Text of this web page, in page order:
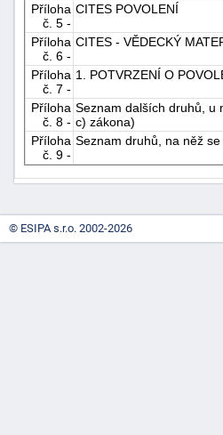
Příloha
č. 5 -
CITES POVOLENÍ
Příloha
č. 6 -
CITES - VĚDECKÝ
Příloha
č. 7 -
1. POTVRZENÍ O
Příloha
č. 8 -
Seznam dalších druhů, u
c) zákona)
Příloha
č. 9 -
Seznam druhů, na něž
© ESIPA s.r.o. 2002-2026